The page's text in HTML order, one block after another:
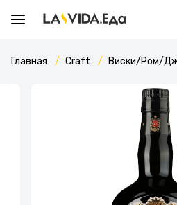
Главная Craft Виски/Ром/